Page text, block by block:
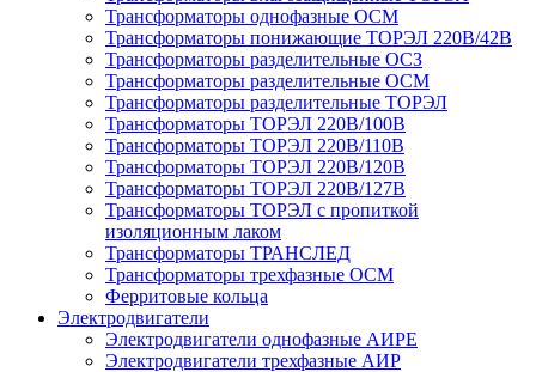
Трансформаторы однофазные ОСМ
Трансформаторы понижающие ТОРЭЛ 220В/42В
Трансформаторы разделительные ОСЗ
Трансформаторы разделительные ОСМ
Трансформаторы разделительные ТОРЭЛ
Трансформаторы ТОРЭЛ 220В/100В
Трансформаторы ТОРЭЛ 220В/110В
Трансформаторы ТОРЭЛ 220В/120В
Трансформаторы ТОРЭЛ 220В/127В
Трансформаторы ТОРЭЛ с пропиткой
изоляционным лаком
Трансформаторы ТРАНСЛЕД
Трансформаторы трехфазные ОСМ
Ферритовые кольца
Электродвигатели
Электродвигатели однофазные АИРЕ
Электродвигатели трехфазные АИР